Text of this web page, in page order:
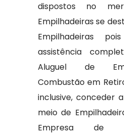
dispostos no
Empilhadeiras se
Empilhadeiras
assistência
Aluguel de
Combustão em
inclusive, conceder
meio de
Empresa de